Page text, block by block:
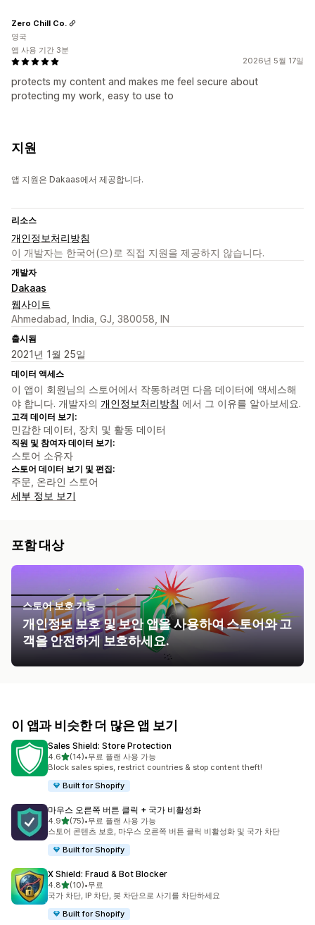
2026년 5월 17일
protects my content and makes me feel secure about
protecting my work, easy to use to
Zero Chill Co.
영국
앱 사용 기간 3분
지원
앱 지원은 Dakaas에서 제공합니다.
리소스
개인정보처리방침
이 개발자는 한국어(으)로 직접 지원을 제공하지 않습니다.
개발자
Dakaas
웹사이트
Ahmedabad, India, GJ, 380058, IN
출시됨
2021년 1월 25일
데이터 액세스
이 앱이 회원님의 스토어에서 작동하려면 다음 데이터에 액세스해
야 합니다. 개발자의 개인정보처리방침 에서 그 이유를 알아보세요.
고객 데이터 보기:
민감한 데이터, 장치 및 활동 데이터
직원 및 참여자 데이터 보기:
스토어 소유자
스토어 데이터 보기 및 편집:
주문, 온라인 스토어
세부 정보 보기
포함 대상
스토어 보호 기능
개인정보 보호 및 보안 앱을 사용하여 스토어와 고
객을 안전하게 보호하세요.
이 앱과 비슷한 더 많은 앱 보기
Sales Shield: Store Protection
4.6별 5개 중
(14)
총 리뷰 14개
•무료 플랜 사용 가능
Block sales spies, restrict countries & stop content theft!
Built for Shopify
마우스 오른쪽 버튼 클릭 + 국가 비활성화
4.9별 5개 중
(75)
총 리뷰 75개
•무료 플랜 사용 가능
스토어 콘텐츠 보호, 마우스 오른쪽 버튼 클릭 비활성화 및 국가 차단
Built for Shopify
X Shield: Fraud & Bot Blocker
4.8별 5개 중
(10)
총 리뷰 10개
•무료
국가 차단, IP 차단, 봇 차단으로 사기를 차단하세요
Built for Shopify